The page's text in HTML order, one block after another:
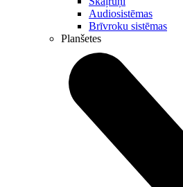
Audiosistēmas
Brīvroku sistēmas
Planšetes